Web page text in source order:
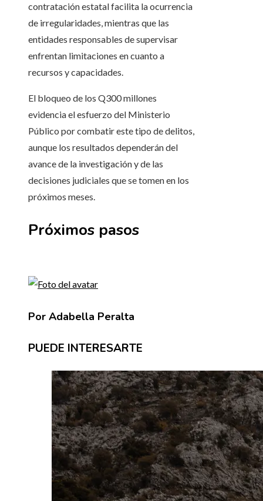
contratación estatal facilita la ocurrencia
de irregularidades, mientras que las
entidades responsables de supervisar
enfrentan limitaciones en cuanto a
recursos y capacidades.
El bloqueo de los Q300 millones
evidencia el esfuerzo del Ministerio
Público por combatir este tipo de delitos,
aunque los resultados dependerán del
avance de la investigación y de las
decisiones judiciales que se tomen en los
próximos meses.
Próximos pasos
Por Adabella Peralta
PUEDE INTERESARTE